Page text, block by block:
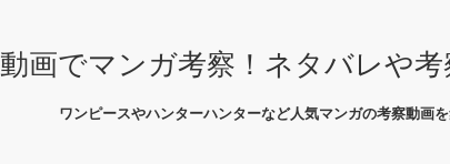
動画でマンガ考察！ネタバレや考
ワンピースやハンターハンターなど人気マンガの考察動画